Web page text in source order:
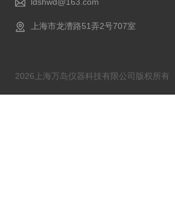
上海市龙漕路51弄2号707室
2026上海万岛仪器科技有限公司版权所有